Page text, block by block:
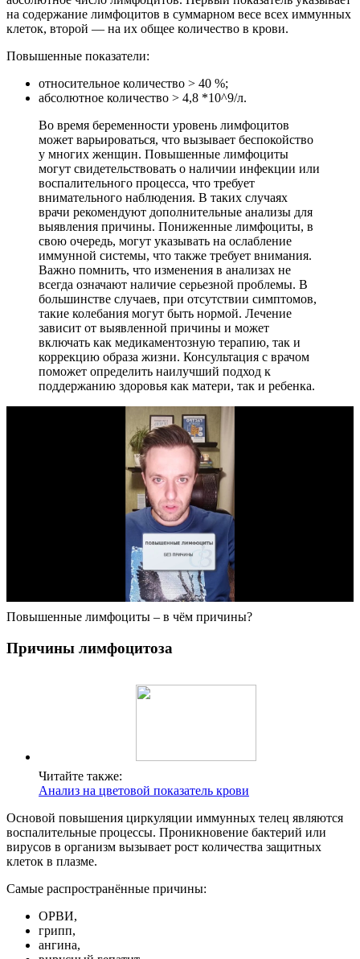
на содержание лимфоцитов в суммарном весе всех иммунных
клеток, второй — на их общее количество в крови.
Повышенные показатели:
относительное количество > 40 %;
абсолютное количество > 4,8 *10^9/л.
Во время беременности уровень лимфоцитов
может варьироваться, что вызывает беспокойство
у многих женщин. Повышенные лимфоциты
могут свидетельствовать о наличии инфекции или
воспалительного процесса, что требует
внимательного наблюдения. В таких случаях
врачи рекомендуют дополнительные анализы для
выявления причины. Пониженные лимфоциты, в
свою очередь, могут указывать на ослабление
иммунной системы, что также требует внимания.
Важно помнить, что изменения в анализах не
всегда означают наличие серьезной проблемы. В
большинстве случаев, при отсутствии симптомов,
такие колебания могут быть нормой. Лечение
зависит от выявленной причины и может
включать как медикаментозную терапию, так и
коррекцию образа жизни. Консультация с врачом
поможет определить наилучший подход к
поддержанию здоровья как матери, так и ребенка.
Повышенные лимфоциты – в чём причины?
Причины лимфоцитоза
Читайте также:
Анализ на цветовой показатель крови
Основой повышения циркуляции иммунных телец являются
воспалительные процессы. Проникновение бактерий или
вирусов в организм вызывает рост количества защитных
клеток в плазме.
Самые распространённые причины:
ОРВИ,
грипп,
ангина,